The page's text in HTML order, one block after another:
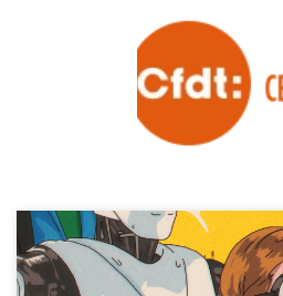
Skip to main content